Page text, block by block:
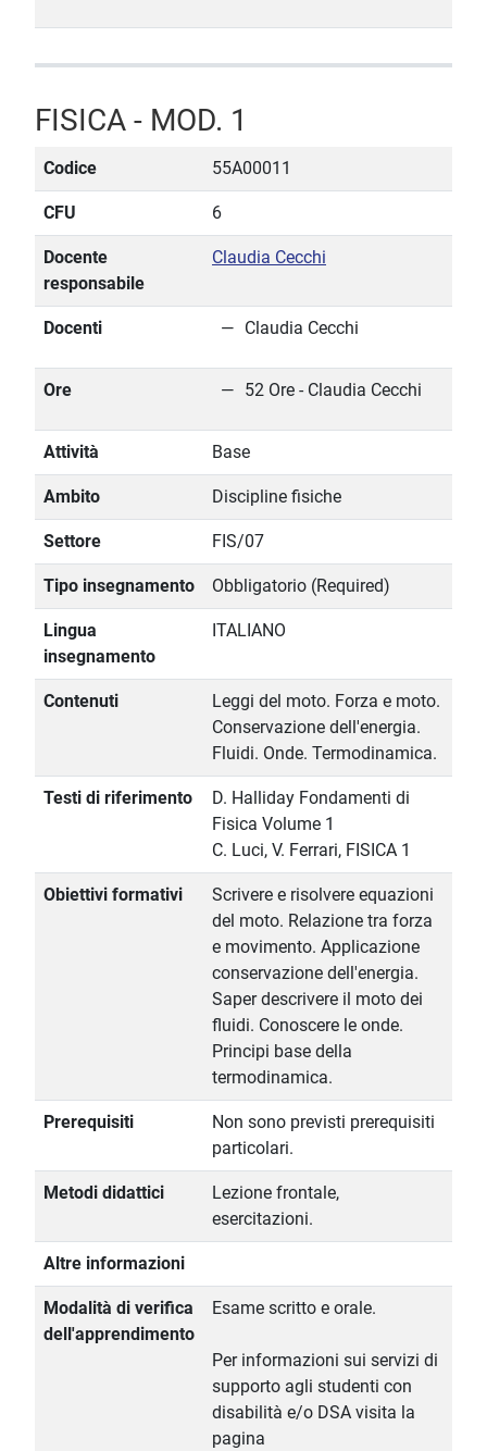
FISICA - MOD. 1
Codice 55A00011
CFU 6
Docente
responsabile
Claudia Cecchi
Docenti Claudia Cecchi
Ore 52 Ore - Claudia Cecchi
Attività Base
Ambito Discipline fisiche
Settore FIS/07
Tipo insegnamento Obbligatorio (Required)
Lingua
insegnamento
ITALIANO
Contenuti
Leggi del moto. Forza e moto.
Conservazione dell'energia.
Fluidi. Onde. Termodinamica.
Testi di riferimento
D. Halliday Fondamenti di
Fisica Volume 1
C. Luci, V. Ferrari, FISICA 1
Obiettivi formativi
Scrivere e risolvere equazioni
del moto. Relazione tra forza
e movimento. Applicazione
conservazione dell'energia.
Saper descrivere il moto dei
fluidi. Conoscere le onde.
Principi base della
termodinamica.
Prerequisiti
Non sono previsti prerequisiti
particolari.
Metodi didattici
Lezione frontale,
esercitazioni.
Altre informazioni
Modalità di verifica
dell'apprendimento
Esame scritto e orale.
Per informazioni sui servizi di
supporto agli studenti con
disabilità e/o DSA visita la
pagina